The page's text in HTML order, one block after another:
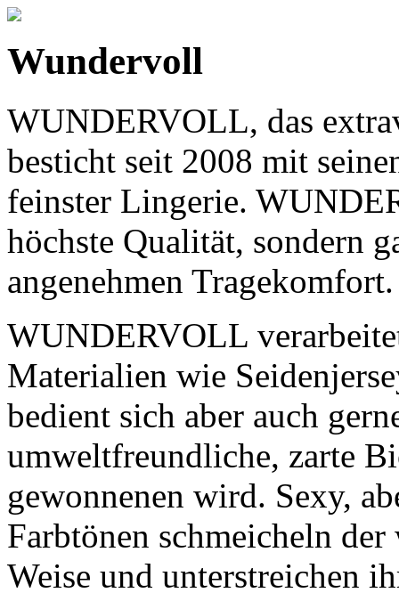
Wundervoll
WUNDERVOLL, das
besticht seit 2008 mit
feinster Lingerie.
höchste Qualität, sondern
angenehmen Tragekomfort.
WUNDERVOLL
Materialien wie
bedient sich aber auch
umweltfreundliche, zarte
gewonnenen wird. Sexy,
Farbtönen schmeicheln
Weise und unterstreichen